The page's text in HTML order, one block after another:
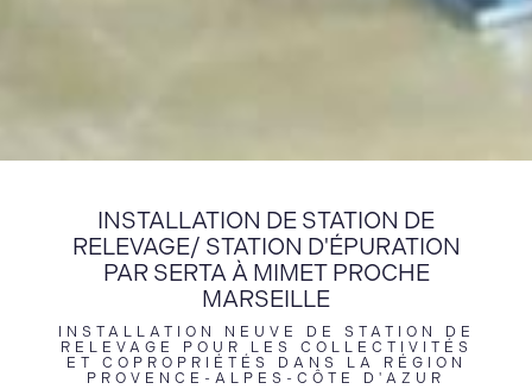
INSTALLATION DE STATION DE
RELEVAGE/ STATION D'ÉPURATION
PAR SERTA À MIMET PROCHE
MARSEILLE
INSTALLATION NEUVE DE STATION DE
RELEVAGE POUR LES COLLECTIVITÉS
ET COPROPRIÉTÉS DANS LA RÉGION
PROVENCE-ALPES-CÔTE D'AZUR